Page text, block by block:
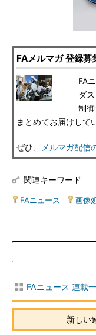
FAメルマガ 登録募
FA
ダ
制
まとめてお届けして
ぜひ、 メルマガ配信
関連キーワード
FAニュース 画像
FAニュース 連載
新しい